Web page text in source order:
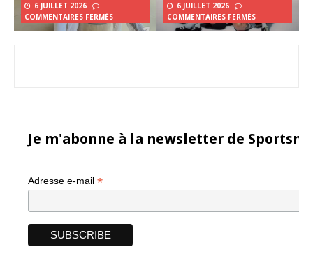
6 JUILLET 2026
COMMENTAIRES FERMÉS
6 JUILLET 2026
COMMENTAIRES FERMÉS
Je m'abonne à la newsletter de
Adresse e-mail *